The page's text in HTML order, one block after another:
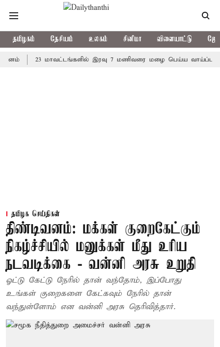
தமிழகம் தேசியம் உலகம் சினிமா விளையாட்டு
23 மாவட்டங்களில் இரவு 7 மணிவரை மழை பெய்ய வாய்ப்பு
தமிழக செய்திகள்
திண்டிவனம்: மக்கள் குறைகேட்கும்
நிகழ்ச்சியில் மனுக்கள் மீது உரிய
நடவடிக்கை - வன்னி அரசு உறுதி
ஓட்டு கேட்டு நேரில் தான் வந்தோம், இப்போது
உங்கள் குறைகளை கேட்கவும் நேரில் தான்
வந்துள்ளோம் என வன்னி அரசு தெரிவித்தார்.